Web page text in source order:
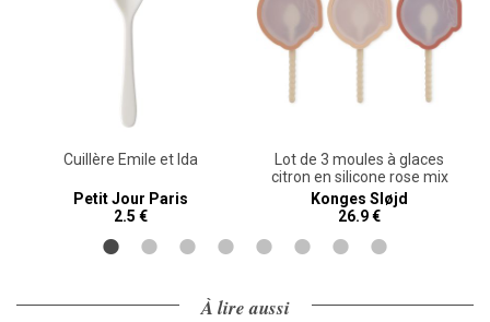
Cuillère Emile et Ida
Petit Jour Paris
2.5 €
Lot de 3 moules à glaces
citron en silicone rose mix
Konges Sløjd
26.9 €
À lire aussi